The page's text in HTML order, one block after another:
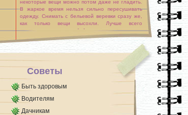
некоторые вещи можно потом даже не гладить.
В жаркое время нельзя сильно пересушивать
одежду. Снимать с бельевой веревки сразу же,
как только вещи высохли. Лучше всего
развешивать одежду в [...]
Советы
Быть здоровым
Водителям
Дачникам